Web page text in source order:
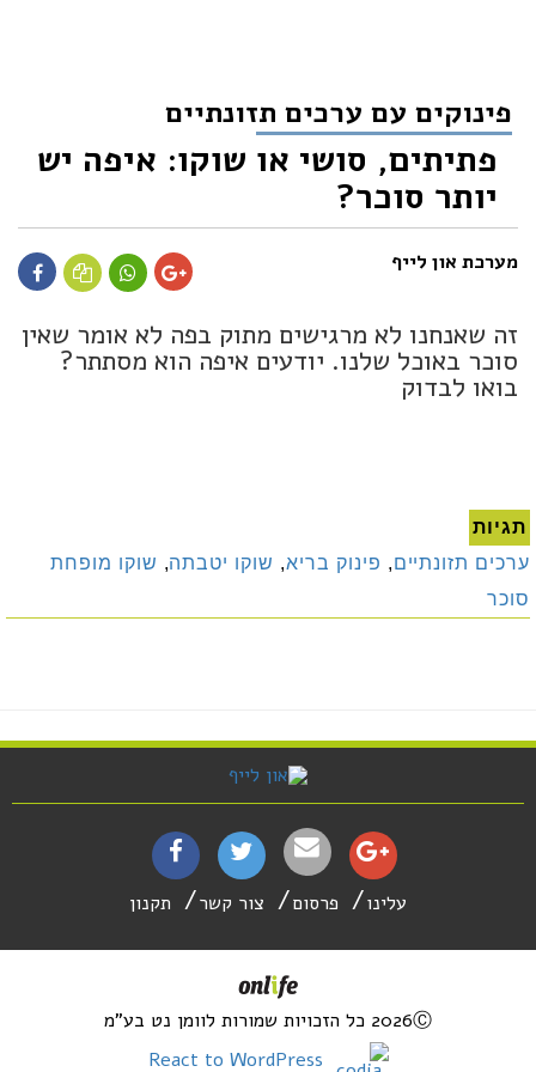
פינוקים עם ערכים תזונתיים
פתיתים, סושי או שוקו: איפה יש
יותר סוכר?
מערכת און לייף
זה שאנחנו לא מרגישים מתוק בפה לא אומר שאין
סוכר באוכל שלנו. יודעים איפה הוא מסתתר?
בואו לבדוק
תגיות
ערכים תזונתיים, פינוק בריא, שוקו יטבתה, שוקו מופחת
סוכר
עלינו פרסום צור קשר תקנון
2026Ⓒ כל הזכויות שמורות לוומן נט בע"מ